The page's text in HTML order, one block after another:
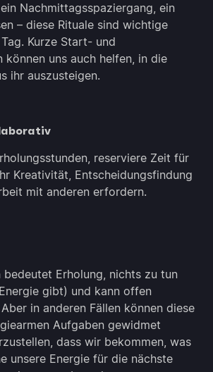
Nachmittagsspaziergang, ein
– diese Rituale sind wichtige
Kurze Start- und
können uns auch helfen, in die
ihr auszusteigen.
reserviere Zeit für
Kreativität, Entscheidungsfindung
mit anderen erfordern.
bedeutet Erholung, nichts zu tun
gibt) und kann offen
in anderen Fällen können diese
Aufgaben gewidmet
dass wir bekommen, was
unsere Energie für die nächste